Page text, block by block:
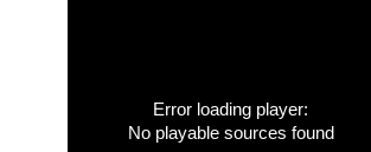
Error loading player:
No playable sources found